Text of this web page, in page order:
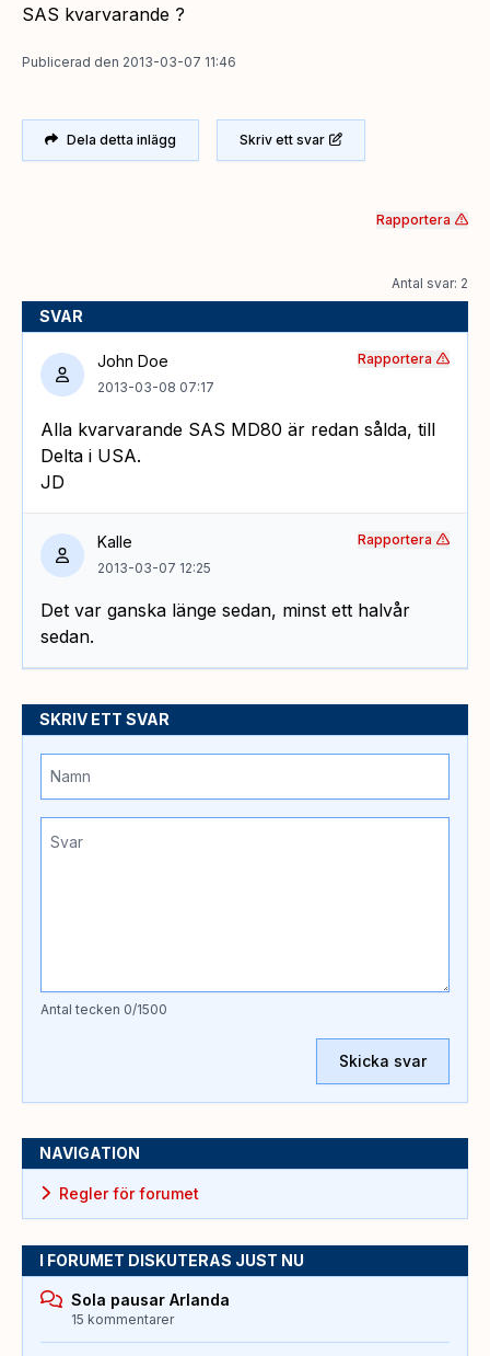
SAS kvarvarande ?
Publicerad den 2013-03-07 11:46
Dela detta inlägg Skriv ett svar
Rapportera
Antal svar: 2
SVAR
John Doe
2013-03-08 07:17
Alla kvarvarande SAS MD80 är redan sålda, till
Delta i USA.
JD
Rapportera
Kalle
2013-03-07 12:25
Det var ganska länge sedan, minst ett halvår
sedan.
Rapportera
SKRIV ETT SVAR
Antal tecken 0/1500
Skicka svar
NAVIGATION
Regler för forumet
I FORUMET DISKUTERAS JUST NU
Sola pausar Arlanda
15 kommentarer